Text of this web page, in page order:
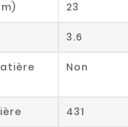
23
3.6
Non
431